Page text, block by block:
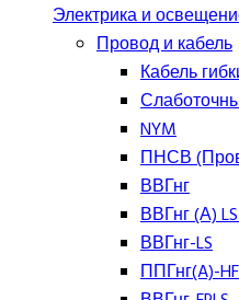
Электрика и
Провод и кабель
Кабель
NYM
ПНСВ
ВВГнг
ВВГнг (А)
ВВГнг-LS
ППГнг(A)-HF